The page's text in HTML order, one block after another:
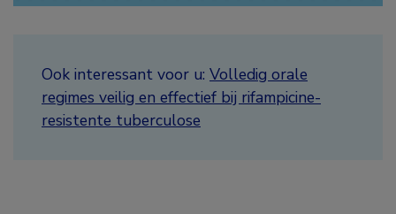
Ook interessant voor u: Volledig orale
regimes veilig en effectief bij rifampicine-
resistente tuberculose